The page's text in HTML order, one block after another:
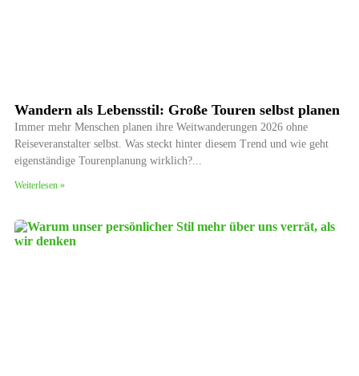
Wandern als Lebensstil: Große Touren selbst planen
Immer mehr Menschen planen ihre Weitwanderungen 2026 ohne
Reiseveranstalter selbst. Was steckt hinter diesem Trend und wie geht
eigenständige Tourenplanung wirklich?
Weiterlesen »